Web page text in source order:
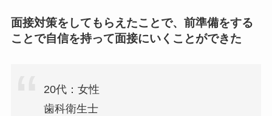
面接対策をしてもらえたことで、前準備をする
ことで自信を持って面接にいくことができた
20代：女性
歯科衛生士